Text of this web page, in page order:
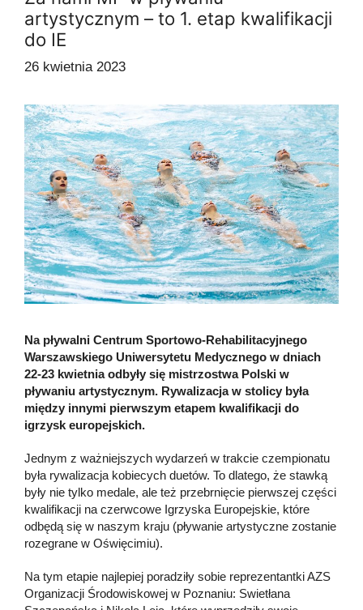
artystycznym – to 1. etap kwalifikacji
do IE
26 kwietnia 2023
Na pływalni Centrum Sportowo-Rehabilitacyjnego
Warszawskiego Uniwersytetu Medycznego w dniach
22-23 kwietnia odbyły się mistrzostwa Polski w
pływaniu artystycznym. Rywalizacja w stolicy była
między innymi pierwszym etapem kwalifikacji do
igrzysk europejskich.
Jednym z ważniejszych wydarzeń w trakcie czempionatu
była rywalizacja kobiecych duetów. To dlatego, że stawką
były nie tylko medale, ale też przebrnięcie pierwszej części
kwalifikacji na czerwcowe Igrzyska Europejskie, które
odbędą się w naszym kraju (pływanie artystyczne zostanie
rozegrane w Oświęcimiu).
Na tym etapie najlepiej poradziły sobie reprezentantki AZS
Organizacji Środowiskowej w Poznaniu: Swietłana